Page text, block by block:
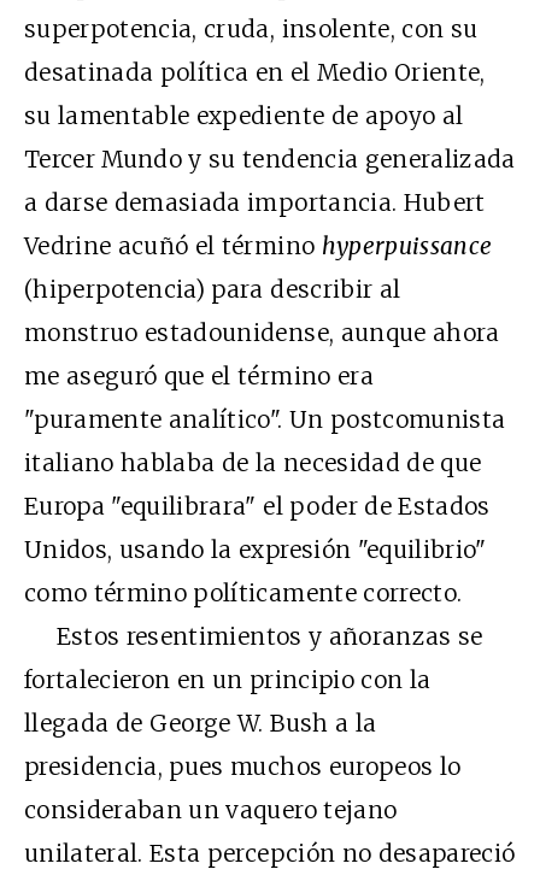
superpotencia, cruda, insolente, con su
desatinada política en el Medio Oriente,
su lamentable expediente de apoyo al
Tercer Mundo y su tendencia generalizada
a darse demasiada importancia. Hubert
Vedrine acuñó el término hyperpuissance
(hiperpotencia) para describir al
monstruo estadounidense, aunque ahora
me aseguró que el término era
"puramente analítico". Un postcomunista
italiano hablaba de la necesidad de que
Europa "equilibrara" el poder de Estados
Unidos, usando la expresión "equilibrio"
como término políticamente correcto.
Estos resentimientos y añoranzas se
fortalecieron en un principio con la
llegada de George W. Bush a la
presidencia, pues muchos europeos lo
consideraban un vaquero tejano
unilateral. Esta percepción no desapareció